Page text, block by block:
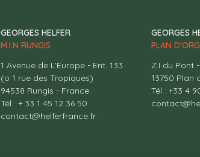
GEORGES HELFER
M.I.N RUNGIS
1 Avenue de L’Europe - Ent. 133
(o 1 rue des Tropiques)
94538 Rungis - France
Tél : + 33 1 45 12 36 50
contact@helferfrance.fr
GEORGES
PLAN
Z.I du Pont
13750 Plan
Tél : +33 4